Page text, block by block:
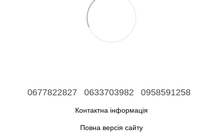
0677822827 0633703982 0958591258
Контактна інформація
Повна версія сайту